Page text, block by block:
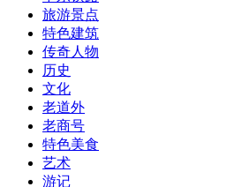
旅游景点
特色建筑
传奇人物
历史
文化
老道外
老商号
特色美食
艺术
游记